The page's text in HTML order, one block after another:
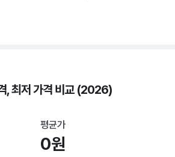
, 최저 가격 비교 (2026)
평균가
0원